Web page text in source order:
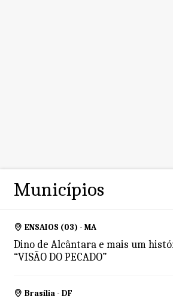
Municípios
ENSAIOS (03) - MA
Dino de Alcântara e mais um
“VISÃO DO PECADO”
Brasília - DF